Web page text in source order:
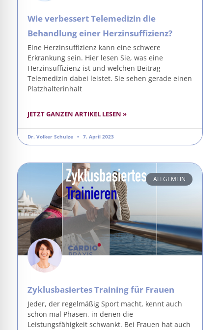
Wie verbessert Telemedizin die
Behandlung einer Herzinsuffizienz?
Eine Herzinsuffizienz kann eine schwere
Erkrankung sein. Hier lesen Sie, was eine
Herzinsuffizienz ist und welchen Beitrag
Telemedizin dabei leistet. Sie sehen gerade einen
Platzhalterinhalt
JETZT GANZEN ARTIKEL LESEN »
Dr. Volker Schulze 7. April 2023
ALLGEMEIN
Zyklusbasiertes Training für Frauen
Jeder, der regelmäßig Sport macht, kennt auch
schon mal Phasen, in denen die
Leistungsfähigkeit schwankt. Bei Frauen hat auch